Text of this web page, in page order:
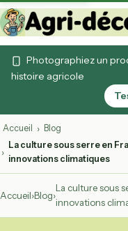
Photographiez un
histoire agricole
Accueil › Blog
›
La culture sous serre en
innovations climatiques
Accueil›Blog›
La culture sous
innovations